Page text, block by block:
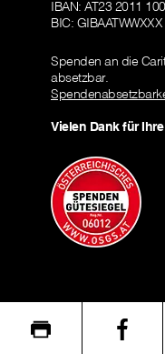
IBAN: AT23 2011
BIC: GIBAATWWXXX
Spenden an die
absetzbar.
Vielen Dank für